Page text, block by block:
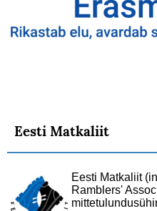
Eesti Matkaliit
Eesti Matkaliit
Ramblers'